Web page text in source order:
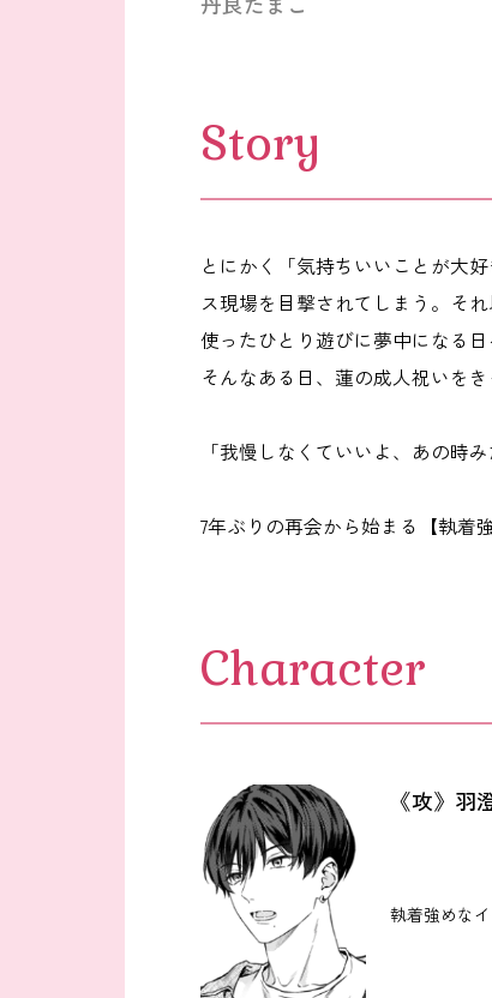
Story
とにかく「気持ちいいことが大
ス現場を目撃されてしまう。そ
使ったひとり遊びに夢中になる日
そんなある日、蓮の成人祝いを
「我慢しなくていいよ、あの時
7年ぶりの再会から始まる【執着
Character
《攻》
執着強めなイ